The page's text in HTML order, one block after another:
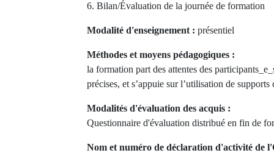
6. Bilan/Évaluation de la journée de formation
Modalité d'enseignement : présentiel
Méthodes et moyens pédagogiques :
la formation part des attentes des
précises, et s’appuie sur l’utilisation de supports
Modalités d'évaluation des acquis :
Questionnaire d'évaluation distribué en fin de
Nom et numéro de déclaration d'activité de